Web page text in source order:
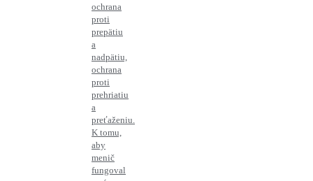
ochrana
proti
prepätiu
a
nadpätiu,
ochrana
proti
prehriatiu
a
preťaženiu.
K tomu,
aby
menič
fungoval